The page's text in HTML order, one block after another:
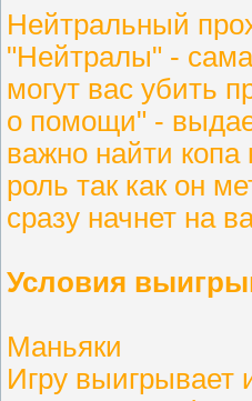
Нейтральный
"Нейтралы" -
могут вас убить
о помощи" -
важно найти копа
роль так как он
сразу начнет на
Условия
Маньяки
Игру выигрывает